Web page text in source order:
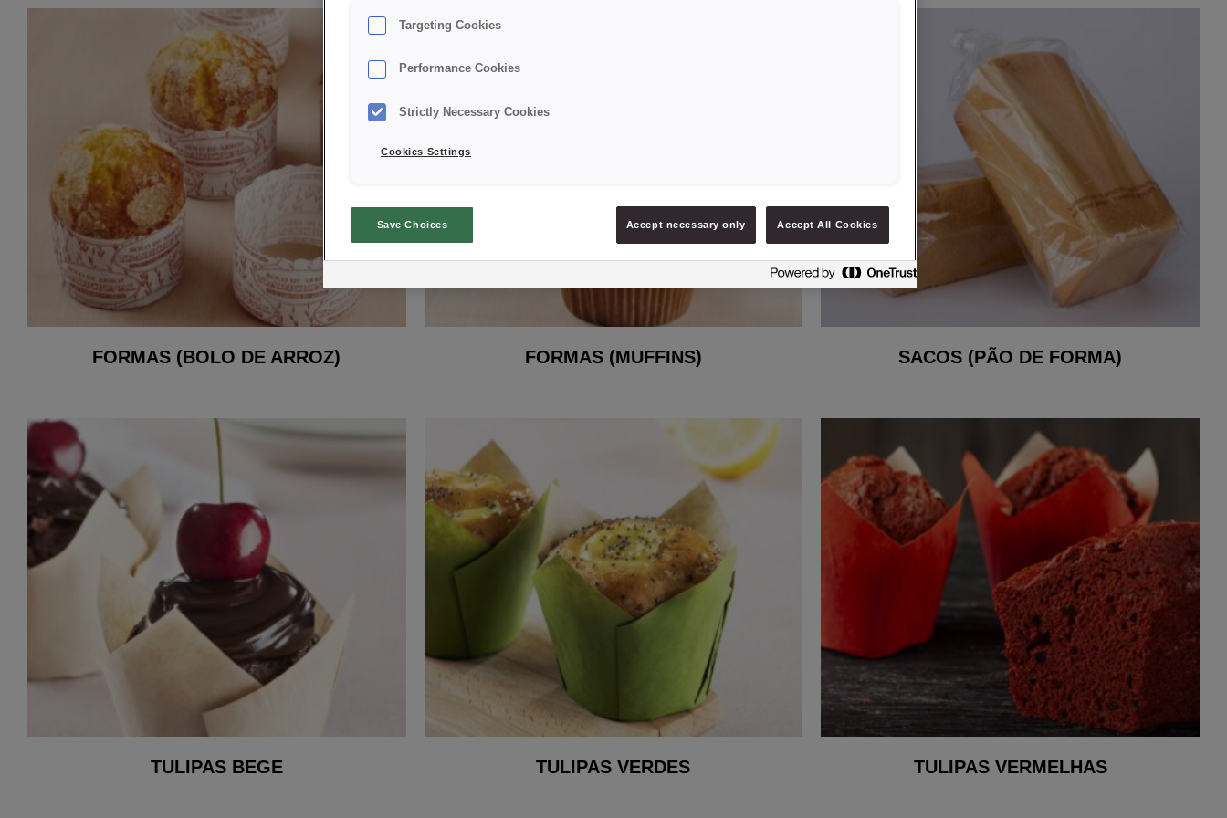
FORMAS (BOLO DE ARROZ) FORMAS (MUFFINS) SACOS (PÃO DE FORMA)
TULIPAS BEGE TULIPAS VERDES TULIPAS VERMELHAS
Targeting Cookies
Performance Cookies
Strictly Necessary Cookies
Cookies Settings
Save Choices Accept necessary only Accept All Cookies